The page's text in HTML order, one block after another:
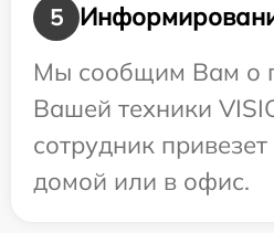
5
Мы сообщим Вам о
Вашей техники
сотрудник
домой или в офис.